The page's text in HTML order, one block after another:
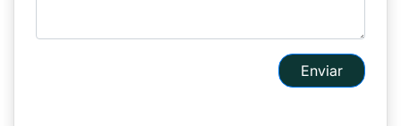
Enviar